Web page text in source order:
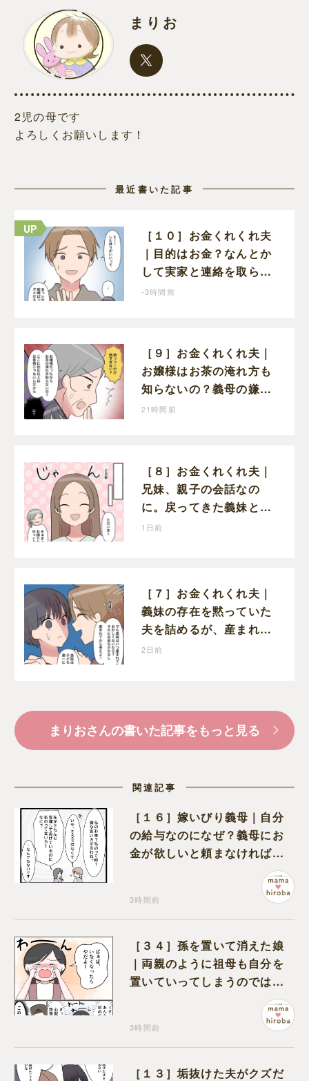
まりお
2児の母です
よろしくお願いします！
最近書いた記事
［１０］お金くれくれ夫
｜目的はお金？なんとか
して実家と連絡を取らせ
ようとしてくる夫が怪し
-3時間前
［９］お金くれくれ夫｜
お嬢様はお茶の淹れ方も
知らないの？義母の嫌味
に思わず怒りが込み上げ
21時間前
［８］お金くれくれ夫｜
兄妹、親子の会話なの
に。戻ってきた義妹と夫
や義母の様子になんだか
1日前
［７］お金くれくれ夫｜
義妹の存在を黙っていた
夫を詰めるが、産まれる
子どものことを第一に考
2日前
まりおさんの書いた記事をもっと見る
関連記事
［１６］嫁いびり義母｜自分
の給与なのになぜ？義母にお
金が欲しいと頼まなければな
3時間前
［３４］孫を置いて消えた娘
｜両親のように祖母も自分を
置いていってしまうのでは？
と怯えて泣く孫に心が痛む
3時間前
［１３］垢抜けた夫がクズだ